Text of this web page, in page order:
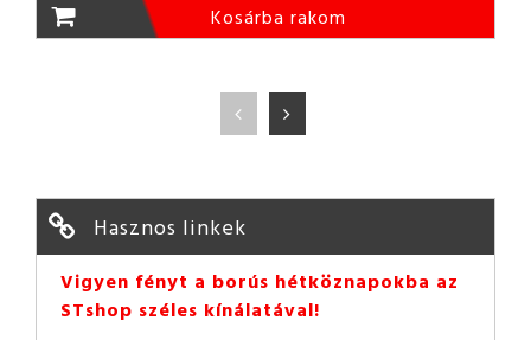
Kosárba rakom
Hasznos linkek
Vigyen fényt a borús hétköznapokba az
STshop széles kínálatával!